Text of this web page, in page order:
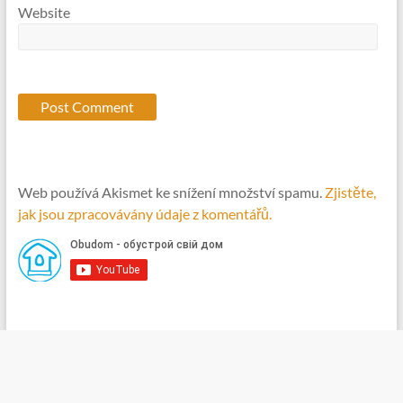
Website
Web používá Akismet ke snížení množství spamu. Zjistěte,
jak jsou zpracovávány údaje z komentářů.